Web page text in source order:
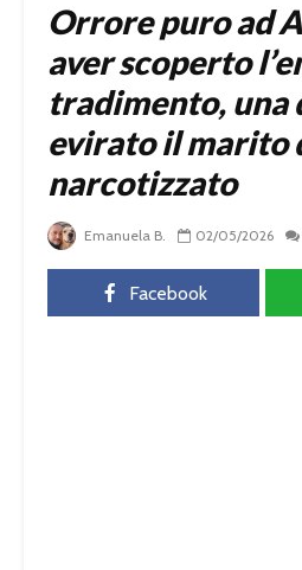
Orrore puro ad
aver scoperto
tradimento, una
evirato il marito
narcotizzato
Emanuela B. 02/05/2026
Facebook